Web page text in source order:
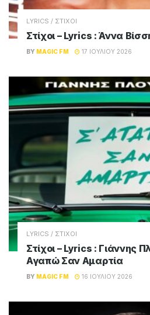
LYRICS / ΣΤΙΧΟΙ
Στίχοι – Lyrics : Άννα
BY MAGIC FM 17 ΙΟΥΛΊΟΥ 2026
LYRICS / ΣΤΙΧΟΙ
Στίχοι – Lyrics : Γιάννης
Αγαπώ Σαν Αμαρτία
BY MAGIC FM 16 ΙΟΥΛΊΟΥ 2026